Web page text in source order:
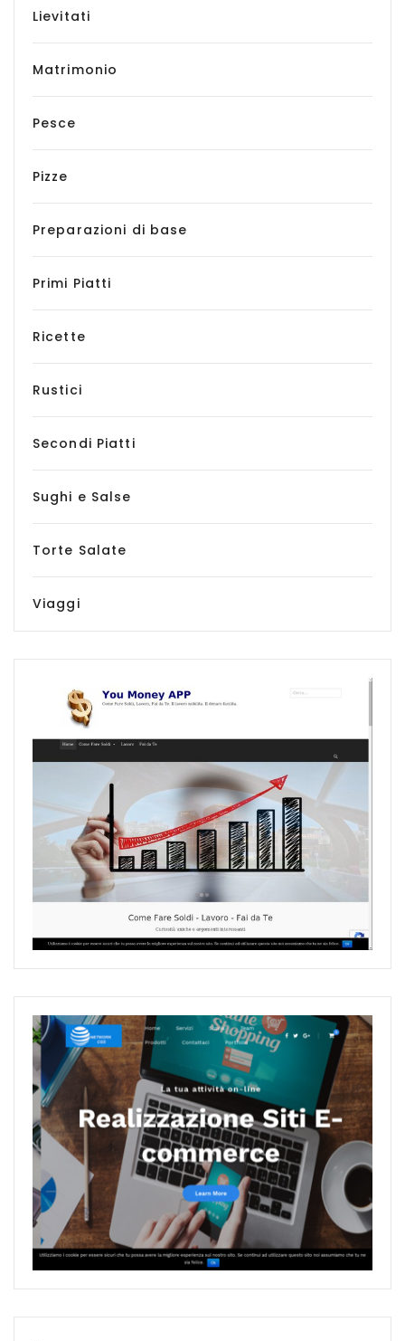
Lievitati
Matrimonio
Pesce
Pizze
Preparazioni di base
Primi Piatti
Ricette
Rustici
Secondi Piatti
Sughi e Salse
Torte Salate
Viaggi